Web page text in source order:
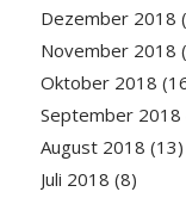
Dezember 2018
November 2018
Oktober 2018
September 2018
August 2018 (13)
Juli 2018 (8)